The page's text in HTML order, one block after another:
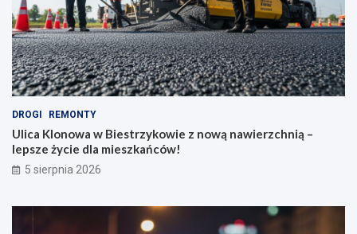
DROGI REMONTY
Ulica Klonowa w Biestrzykowie z nową nawierzchnią –
lepsze życie dla mieszkańców!
5 sierpnia 2026